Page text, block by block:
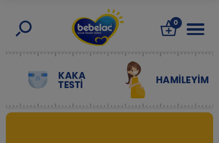
KAKA
TESTİ HAMILEYIM
0